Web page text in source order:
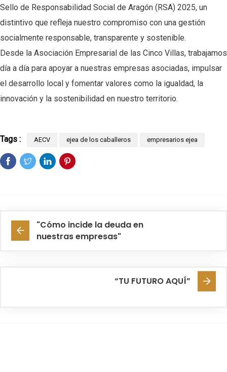
Sello de Responsabilidad Social de Aragón (RSA) 2025, un
distintivo que refleja nuestro compromiso con una gestión
socialmente responsable, transparente y sostenible.
Desde la Asociación Empresarial de las Cinco Villas, trabajamos
día a día para apoyar a nuestras empresas asociadas, impulsar
el desarrollo local y fomentar valores como la igualdad, la
innovación y la sostenibilidad en nuestro territorio.
Tags : AECV ejea de los caballeros empresarios ejea
"Cómo incide la deuda en
nuestras empresas"
“TU FUTURO AQUÍ”